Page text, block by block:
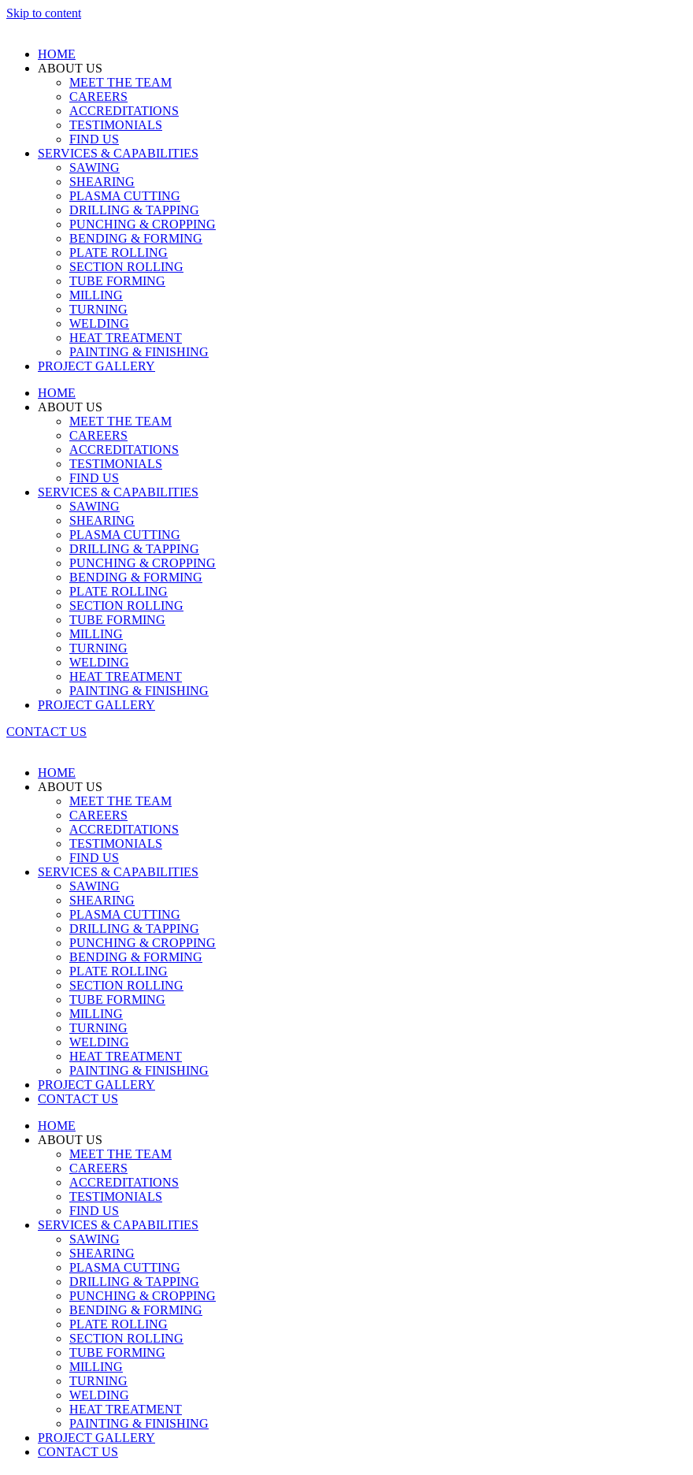
Skip to content
HOME
ABOUT US
MEET THE TEAM
CAREERS
ACCREDITATIONS
TESTIMONIALS
FIND US
SERVICES & CAPABILITIES
SAWING
SHEARING
PLASMA CUTTING
DRILLING & TAPPING
PUNCHING & CROPPING
BENDING & FORMING
PLATE ROLLING
SECTION ROLLING
TUBE FORMING
MILLING
TURNING
WELDING
HEAT TREATMENT
PAINTING & FINISHING
PROJECT GALLERY
HOME
ABOUT US
MEET THE TEAM
CAREERS
ACCREDITATIONS
TESTIMONIALS
FIND US
SERVICES & CAPABILITIES
SAWING
SHEARING
PLASMA CUTTING
DRILLING & TAPPING
PUNCHING & CROPPING
BENDING & FORMING
PLATE ROLLING
SECTION ROLLING
TUBE FORMING
MILLING
TURNING
WELDING
HEAT TREATMENT
PAINTING & FINISHING
PROJECT GALLERY
CONTACT US
HOME
ABOUT US
MEET THE TEAM
CAREERS
ACCREDITATIONS
TESTIMONIALS
FIND US
SERVICES & CAPABILITIES
SAWING
SHEARING
PLASMA CUTTING
DRILLING & TAPPING
PUNCHING & CROPPING
BENDING & FORMING
PLATE ROLLING
SECTION ROLLING
TUBE FORMING
MILLING
TURNING
WELDING
HEAT TREATMENT
PAINTING & FINISHING
PROJECT GALLERY
CONTACT US
HOME
ABOUT US
MEET THE TEAM
CAREERS
ACCREDITATIONS
TESTIMONIALS
FIND US
SERVICES & CAPABILITIES
SAWING
SHEARING
PLASMA CUTTING
DRILLING & TAPPING
PUNCHING & CROPPING
BENDING & FORMING
PLATE ROLLING
SECTION ROLLING
TUBE FORMING
MILLING
TURNING
WELDING
HEAT TREATMENT
PAINTING & FINISHING
PROJECT GALLERY
CONTACT US